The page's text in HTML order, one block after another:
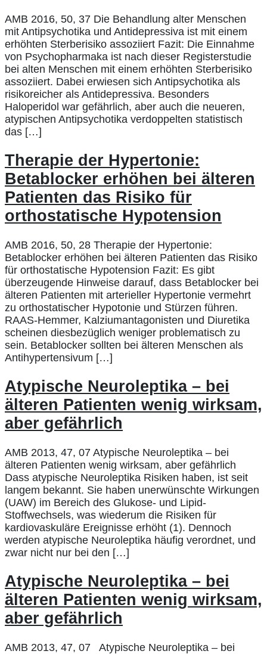
AMB 2016, 50, 37 Die Behandlung alter Menschen
mit Antipsychotika und Antidepressiva ist mit einem
erhöhten Sterberisiko assoziiert Fazit: Die Einnahme
von Psychopharmaka ist nach dieser Registerstudie
bei alten Menschen mit einem erhöhten Sterberisiko
assoziiert. Dabei erwiesen sich Antipsychotika als
risikoreicher als Antidepressiva. Besonders
Haloperidol war gefährlich, aber auch die neueren,
atypischen Antipsychotika verdoppelten statistisch
das […]
Therapie der Hypertonie:
Betablocker erhöhen bei älteren
Patienten das Risiko für
orthostatische Hypotension
AMB 2016, 50, 28 Therapie der Hypertonie:
Betablocker erhöhen bei älteren Patienten das Risiko
für orthostatische Hypotension Fazit: Es gibt
überzeugende Hinweise darauf, dass Betablocker bei
älteren Patienten mit arterieller Hypertonie vermehrt
zu orthostatischer Hypotonie und Stürzen führen.
RAAS-Hemmer, Kalziumantagonisten und Diuretika
scheinen diesbezüglich weniger problematisch zu
sein. Betablocker sollten bei älteren Menschen als
Antihypertensivum […]
Atypische Neuroleptika – bei
älteren Patienten wenig wirksam,
aber gefährlich
AMB 2013, 47, 07 Atypische Neuroleptika – bei
älteren Patienten wenig wirksam, aber gefährlich
Dass atypische Neuroleptika Risiken haben, ist seit
langem bekannt. Sie haben unerwünschte Wirkungen
(UAW) im Bereich des Glukose- und Lipid-
Stoffwechsels, was wiederum die Risiken für
kardiovaskuläre Ereignisse erhöht (1). Dennoch
werden atypische Neuroleptika häufig verordnet, und
zwar nicht nur bei den […]
Atypische Neuroleptika – bei
älteren Patienten wenig wirksam,
aber gefährlich
AMB 2013, 47, 07 Atypische Neuroleptika – bei